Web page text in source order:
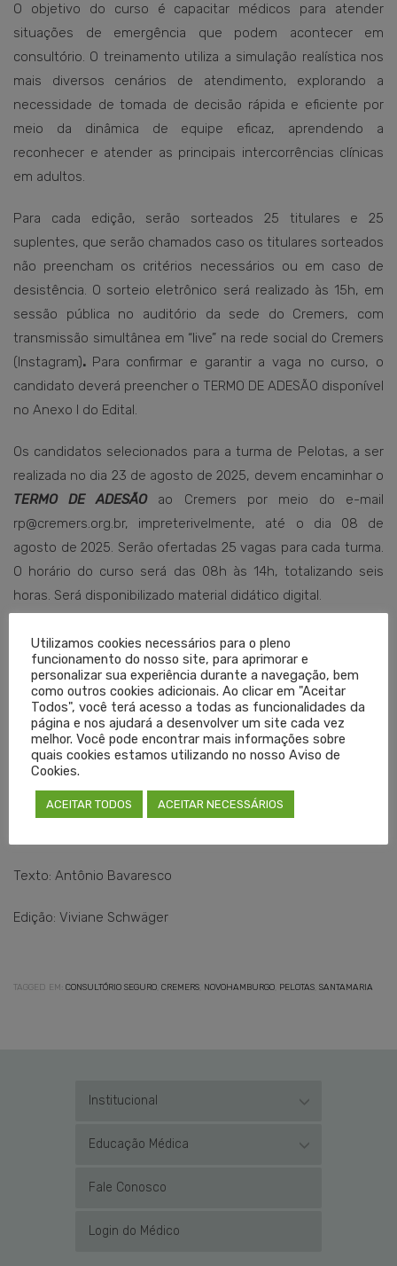
O objetivo do curso é capacitar médicos para atender
situações de emergência que podem acontecer em
consultório. O treinamento utiliza a simulação realística nos
mais diversos cenários de atendimento, explorando a
necessidade de tomada de decisão rápida e eficiente por
meio da dinâmica de equipe eficaz, aprendendo a
reconhecer e atender as principais intercorrências clínicas
em adultos.
Para cada edição, serão sorteados 25 titulares e 25
suplentes, que serão chamados caso os titulares sorteados
não preencham os critérios necessários ou em caso de
desistência. O sorteio eletrônico será realizado às 15h, em
sessão pública no auditório da sede do Cremers, com
transmissão simultânea em “live” na rede social do Cremers
(Instagram). Para confirmar e garantir a vaga no curso, o
candidato deverá preencher o TERMO DE ADESÃO disponível
no Anexo I do Edital.
Os candidatos selecionados para a turma de Pelotas, a ser
realizada no dia 23 de agosto de 2025, devem encaminhar o
TERMO DE ADESÃOao Cremers por meio do e-mail
rp@cremers.org.br, impreterivelmente, até o dia 08 de
agosto de 2025. Serão ofertadas 25 vagas para cada turma.
O horário do curso será das 08h às 14h, totalizando seis
horas. Será disponibilizado material didático digital.
Confira as datas para o curso em cada cidade
Pelotas– uma turma com 25 vagas, a ser realizado no dia
23 de agosto;
Santa Maria– uma turma com 25 vagas, a ser realizado no
dia 13 de setembro;
Novo Hamburgo
– uma turma com 25 vagas, a ser
Texto: Antônio Bavaresco
Edição: Viviane Schwäger
TAGGED EM: CONSULTÓRIO SEGURO CREMERS NOVOHAMBURGO PELOTAS SANTAMARIA
Institucional
Educação Médica
Fale Conosco
Login do Médico
Utilizamos cookies necessários para o pleno
funcionamento do nosso site, para aprimorar e
personalizar sua experiência durante a navegação, bem
como outros cookies adicionais. Ao clicar em "Aceitar
Todos", você terá acesso a todas as funcionalidades da
página e nos ajudará a desenvolver um site cada vez
melhor. Você pode encontrar mais informações sobre
quais cookies estamos utilizando no nosso Aviso de
Cookies.
ACEITAR TODOS ACEITAR NECESSÁRIOS